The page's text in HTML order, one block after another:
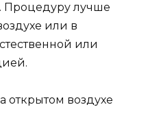
лучше
или в
или
открытом воздухе